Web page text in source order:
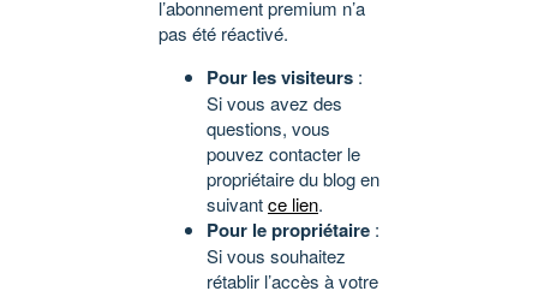
l’abonnement premium n’a
pas été réactivé.
Pour les visiteurs :
Si vous avez des
questions, vous
pouvez contacter le
propriétaire du blog en
suivantce lien.
Pour le propriétaire :
Si vous souhaitez
rétablir l’accès à votre